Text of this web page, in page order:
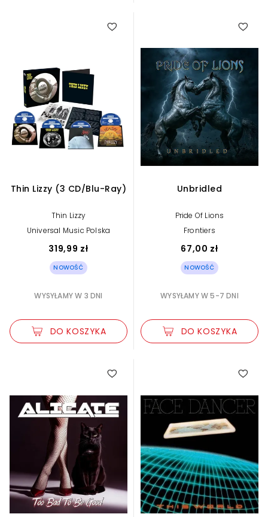
Thin Lizzy (3 CD/Blu-Ray)
Thin Lizzy
Universal Music Polska
319,99 zł
NOWOŚĆ
WYSYŁAMY W 3 DNI
DO KOSZYKA
Unbridled
Pride Of Lions
Frontiers
67,00 zł
NOWOŚĆ
WYSYŁAMY W 5-7 DNI
DO KOSZYKA